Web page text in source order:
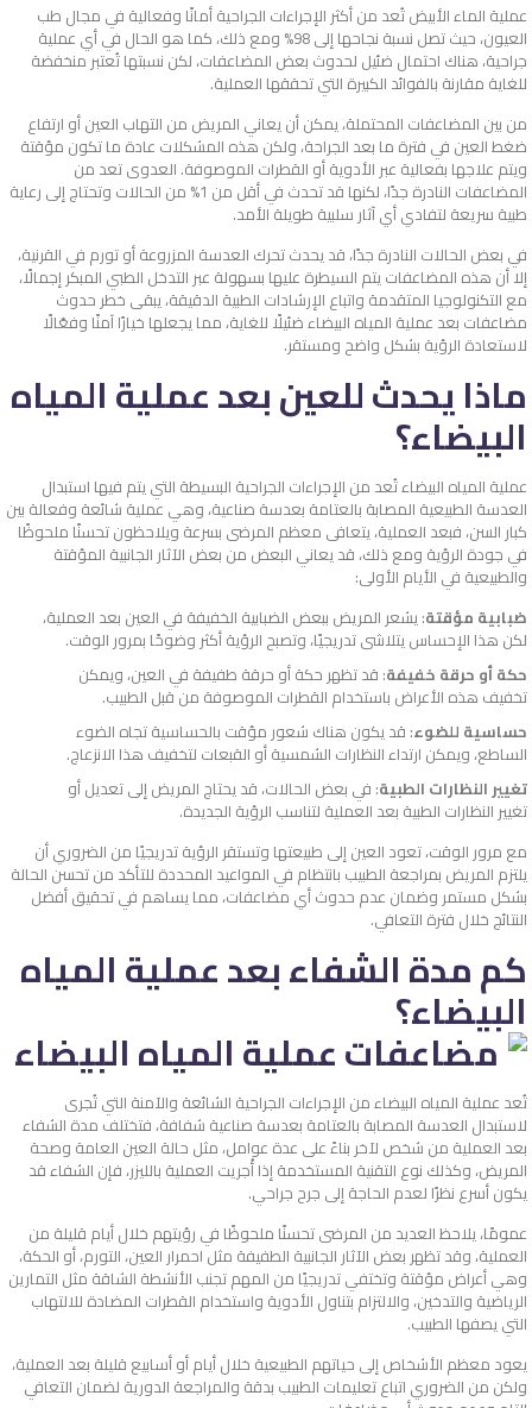
عملية الماء الأبيض تُعد من أكثر الإجراءات الجراحية أمانًا وفعالية في مجال طب
العيون، حيث تصل نسبة نجاحها إلى 98% ومع ذلك، كما هو الحال في أي عملية
جراحية، هناك احتمال ضئيل لحدوث بعض المضاعفات، لكن نسبتها تُعتبر منخفضة
للغاية مقارنة بالفوائد الكبيرة التي تحققها العملية.
من بين المضاعفات المحتملة، يمكن أن يعاني المريض من التهاب العين أو ارتفاع
ضغط العين في فترة ما بعد الجراحة، ولكن هذه المشكلات عادة ما تكون مؤقتة
ويتم علاجها بفعالية عبر الأدوية أو القطرات الموصوفة. العدوى تعد من
المضاعفات النادرة جدًا، لكنها قد تحدث في أقل من 1% من الحالات وتحتاج إلى رعاية
طبية سريعة لتفادي أي آثار سلبية طويلة الأمد.
في بعض الحالات النادرة جدًا، قد يحدث تحرك العدسة المزروعة أو تورم في القرنية،
إلا أن هذه المضاعفات يتم السيطرة عليها بسهولة عبر التدخل الطبي المبكر إجمالًا،
مع التكنولوجيا المتقدمة واتباع الإرشادات الطبية الدقيقة، يبقى خطر حدوث
مضاعفات بعد عملية المياه البيضاء ضئيلًا للغاية، مما يجعلها خيارًا آمنًا وفعّالًا
لاستعادة الرؤية بشكل واضح ومستقر.
ماذا يحدث للعين بعد عملية المياه
البيضاء؟
عملية المياه البيضاء تُعد من الإجراءات الجراحية البسيطة التي يتم فيها استبدال
العدسة الطبيعية المصابة بالعتامة بعدسة صناعية، وهي عملية شائعة وفعالة بين
كبار السن، فبعد العملية، يتعافى معظم المرضى بسرعة ويلاحظون تحسنًا ملحوظًا
في جودة الرؤية ومع ذلك، قد يعاني البعض من بعض الآثار الجانبية المؤقتة
والطبيعية في الأيام الأولى:
ضبابية مؤقتة: يشعر المريض ببعض الضبابية الخفيفة في العين بعد العملية،
لكن هذا الإحساس يتلاشى تدريجيًا، وتصبح الرؤية أكثر وضوحًا بمرور الوقت.
حكة أو حرقة خفيفة: قد تظهر حكة أو حرقة طفيفة في العين، ويمكن
تخفيف هذه الأعراض باستخدام القطرات الموصوفة من قبل الطبيب.
حساسية للضوء: قد يكون هناك شعور مؤقت بالحساسية تجاه الضوء
الساطع، ويمكن ارتداء النظارات الشمسية أو القبعات لتخفيف هذا الانزعاج.
تغيير النظارات الطبية: في بعض الحالات، قد يحتاج المريض إلى تعديل أو
تغيير النظارات الطبية بعد العملية لتناسب الرؤية الجديدة.
مع مرور الوقت، تعود العين إلى طبيعتها وتستقر الرؤية تدريجيًا من الضروري أن
يلتزم المريض بمراجعة الطبيب بانتظام في المواعيد المحددة للتأكد من تحسن الحالة
بشكل مستمر وضمان عدم حدوث أي مضاعفات، مما يساهم في تحقيق أفضل
النتائج خلال فترة التعافي.
كم مدة الشفاء بعد عملية المياه
البيضاء؟
تُعد عملية المياه البيضاء من الإجراءات الجراحية الشائعة والآمنة التي تُجرى
لاستبدال العدسة المصابة بالعتامة بعدسة صناعية شفافة، فتختلف مدة الشفاء
بعد العملية من شخص لآخر بناءً على عدة عوامل، مثل حالة العين العامة وصحة
المريض، وكذلك نوع التقنية المستخدمة إذا أُجريت العملية بالليزر، فإن الشفاء قد
يكون أسرع نظرًا لعدم الحاجة إلى جرح جراحي.
عمومًا، يلاحظ العديد من المرضى تحسنًا ملحوظًا في رؤيتهم خلال أيام قليلة من
العملية، وقد تظهر بعض الآثار الجانبية الطفيفة مثل احمرار العين، التورم، أو الحكة،
وهي أعراض مؤقتة وتختفي تدريجيًا من المهم تجنب الأنشطة الشاقة مثل التمارين
الرياضية والتدخين، والالتزام بتناول الأدوية واستخدام القطرات المضادة للالتهاب
التي يصفها الطبيب.
يعود معظم الأشخاص إلى حياتهم الطبيعية خلال أيام أو أسابيع قليلة بعد العملية،
ولكن من الضروري اتباع تعليمات الطبيب بدقة والمراجعة الدورية لضمان التعافي